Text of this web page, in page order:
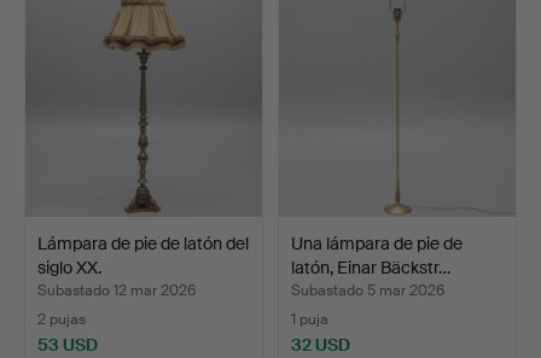
Lámpara de pie de latón del
siglo XX.
Subastado 12 mar 2026
2 pujas
53 USD
Una lámpara de pie de
latón, Einar Bäckstr…
Subastado 5 mar 2026
1 puja
32 USD